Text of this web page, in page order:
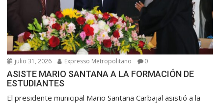
a
d
a
s
julio 31, 2026 Expresso Metropolitano 0
ASISTE MARIO SANTANA A LA FORMACIÓN DE
ESTUDIANTES
El presidente municipal Mario Santana Carbajal asistió a la